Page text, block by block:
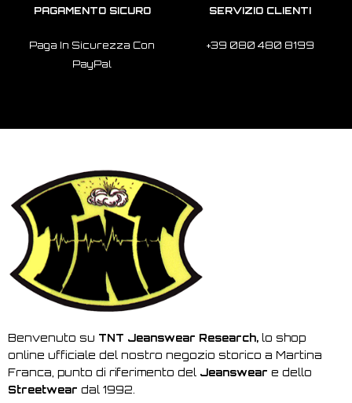
PAGAMENTO SICURO
Paga In Sicurezza Con
PayPal
SERVIZIO CLIENTI
+39 080 480 8199
Benvenuto su TNT Jeanswear Research, lo shop
online ufficiale del nostro negozio storico a Martina
Franca, punto di riferimento del Jeanswear e dello
Streetwear dal 1992.